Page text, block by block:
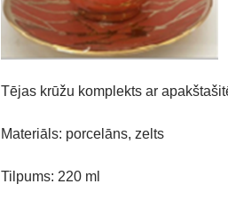
Tējas krūžu komplekts ar
Materiāls: porcelāns, zelts
Tilpums: 220 ml